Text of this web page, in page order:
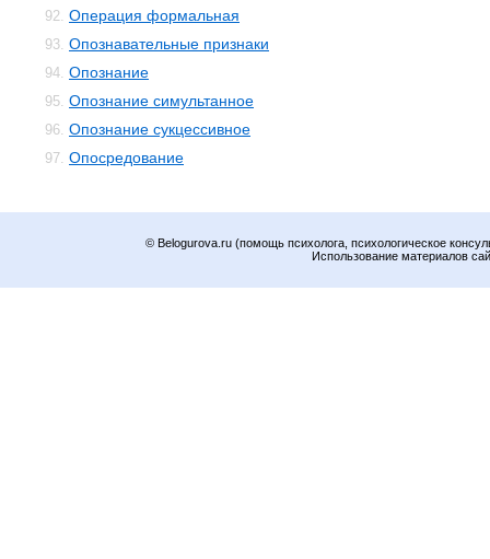
92. Операция формальная
93. Опознавательные признаки
94. Опознание
95. Опознание симультанное
96. Опознание сукцессивное
97. Опосредование
© Belogurova.ru (помощь психолога, психологическое
Использование материалов